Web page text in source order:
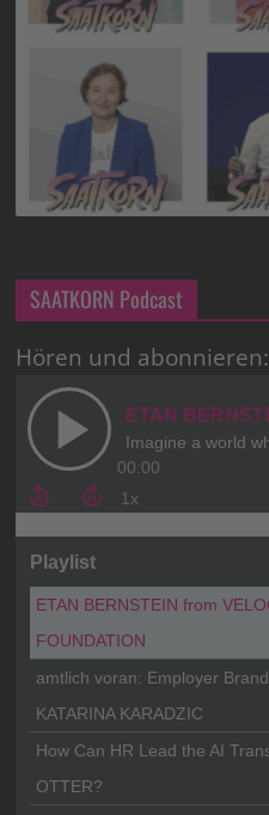
SAATKORN Podcast
Hören und abonnieren: